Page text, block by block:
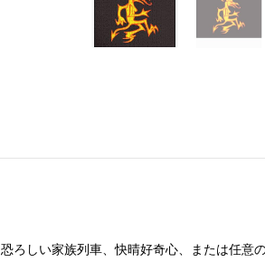
恐ろしい家族列車、快晴好奇心、または任意